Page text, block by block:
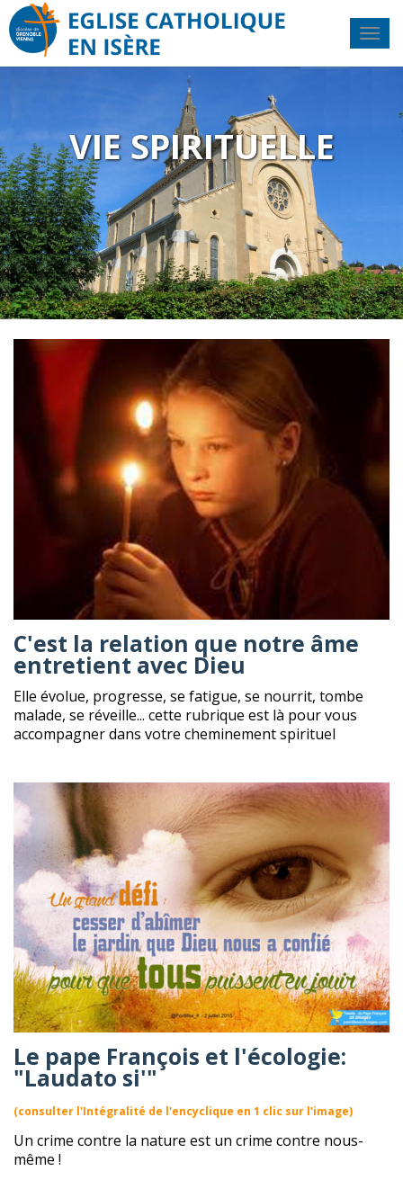
VIE SPIRITUELLE
C'est la relation que notre âme
entretient avec Dieu
Elle évolue, progresse, se fatigue, se nourrit, tombe
malade, se réveille... cette rubrique est là pour vous
accompagner dans votre cheminement spirituel
Le pape François et l'écologie:
"Laudato si'"
(consulter l'Intégralité de l'encyclique en 1 clic sur l'image)
Un crime contre la nature est un crime contre nous-
même !